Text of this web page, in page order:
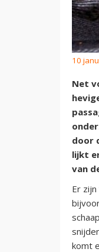
10
Net
door
lijkt
van
Er
komt